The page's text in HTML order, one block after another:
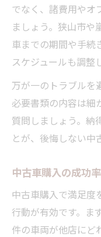
中古車購
中古車契
中古車購
納車までスム
中古車納
説
中古車購
方法
覧
中古車納
ち物
でなく、諸費用やオ
ましょう。狭山市や
車までの期間や手続
スケジュールも調整
万が一のトラブルを
必要書類の内容は細
質問しましょう。納
とが、後悔しない中
中古車購入の成功
中古車購入で満足度
行動が有効です。ま
件の車両が他店にど